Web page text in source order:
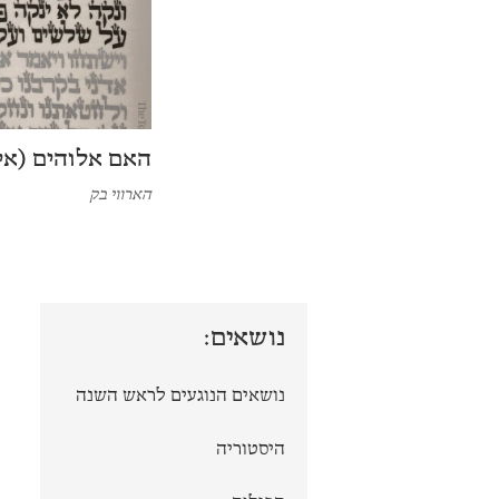
האם אלוהים
הארווי בק
נושאים:
נושאים הנוגעים לראש השנה
היסטוריה